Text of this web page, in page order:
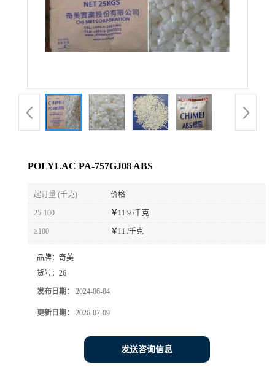
品
展
POLYLAC PA-757GJ08 ABS
起订量 (千克) 价格
25-100 ￥11.9 /千克
≥100 ￥11 /千克
品牌： 奇美
货号： 26
发布日期： 2024-06-04
更新日期： 2026-07-09
发送咨询信息